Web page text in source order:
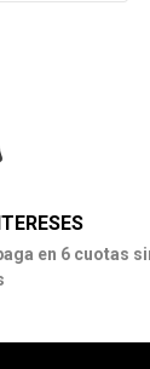
en 6 cuotas